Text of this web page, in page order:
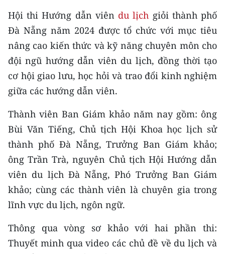
KIỂM CHỨNG THÔNG TIN
TRI THỨC CHUYÊN SÂU
54 DÂN TỘC VIỆT NAM
CHƯƠNG TRÌNH OCOP - MỖI XÃ
MỘT SẢN PHẨM
RADIO
MEDIA CENTER
E-Magazine
Video
Media Chính trị
Media Kinh tế
Hội thi Hướng dẫn viên du lịch giỏi thành phố
Đà Nẵng năm 2024 được tổ chức với mục tiêu
nâng cao kiến thức và kỹ năng chuyên môn cho
đội ngũ hướng dẫn viên du lịch, đồng thời tạo
cơ hội giao lưu, học hỏi và trao đổi kinh nghiệm
giữa các hướng dẫn viên.
Thành viên Ban Giám khảo năm nay gồm: ông
Bùi Văn Tiếng, Chủ tịch Hội Khoa học lịch sử
thành phố Đà Nẵng, Trưởng Ban Giám khảo;
ông Trần Trà, nguyên Chủ tịch Hội Hướng dẫn
viên du lịch Đà Nẵng, Phó Trưởng Ban Giám
khảo; cùng các thành viên là chuyên gia trong
lĩnh vực du lịch, ngôn ngữ.
Thông qua vòng sơ khảo với hai phần thi:
Thuyết minh qua video các chủ đề về du lịch và